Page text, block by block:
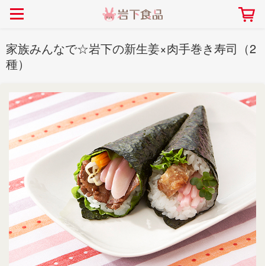
ごあいさつ 会社概要
採用情報 本社所在地
> プレスリリース
> 新商品
> コラボ
> 飲食店コラボ
> ミュージアム
> イワシカちゃん
> オンラインショップ
> メディア掲載
> その他
【7月1日～8月30日】夏イベン
ト「NEW GINGER SUMMER
2026」｜岩下の新生姜ミュー
ジアム
2026.07.01
> 岩下の新生姜
> 生姜
> オリーブ
> 梅
岩下の新生姜
> 岩下の新生姜レシピ
> らっきょうレシピ
> その他のレシピ
社長おすすめ！岩下の新生姜と
豚バラ肉のくるくる巻き～細巻
きバージョン～
畑での取り組み 工場での取り組み
岩下の新生姜について 岩下のらっきょうにつ
岩下の新生姜ミュージアム
しょうがを食べてお悩
先生
岩下の新生姜万年筆インク 書く描くコンテ
スト
岩下の新生姜Sing＆
～ニュージンジャーイ
家族みんなで☆岩下の新生姜×肉手巻き寿司（2
種）